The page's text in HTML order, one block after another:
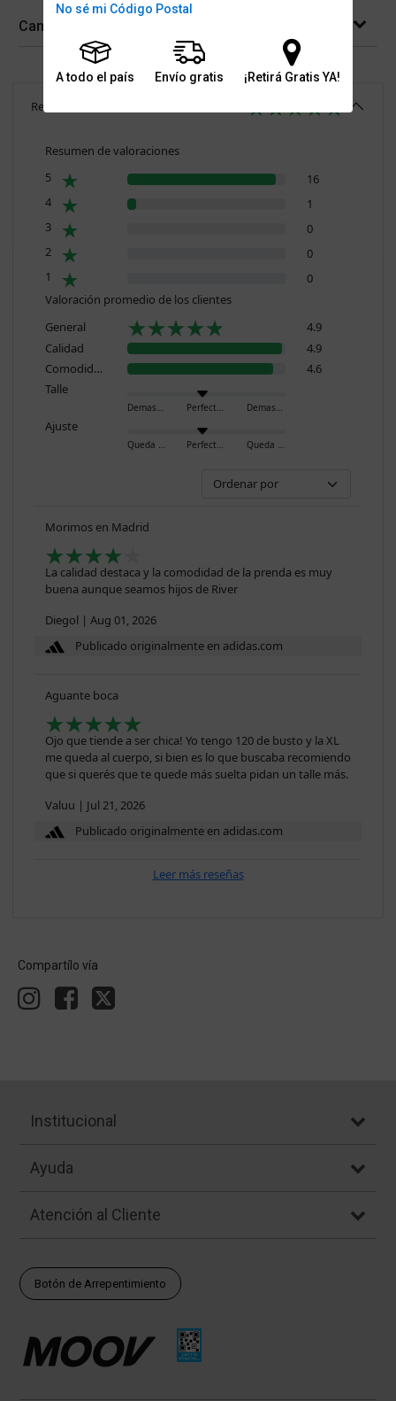
No sé mi Código Postal
A todo el país Envío gratis ¡Retirá Gratis YA!
Cambios y devoluciones
Reseñas
Resumen de valoraciones
5
16
4
1
3
0
2
0
1
0
Valoración promedio de los clientes
General
4.9
Calidad
4.9
Comodidad
4.6
Talle
Demasiado pequeño Perfecto Demasiado grande
Ajuste
Queda ajustado Perfecto Queda holgado
Morimos en Madrid
La calidad destaca y la comodidad de la prenda es muy
buena aunque seamos hijos de River
Diegol | Aug 01, 2026
Publicado originalmente en adidas.com
Aguante boca
Ojo que tiende a ser chica! Yo tengo 120 de busto y la XL
me queda al cuerpo, si bien es lo que buscaba recomiendo
que si querés que te quede más suelta pidan un talle más.
Valuu | Jul 21, 2026
Publicado originalmente en adidas.com
Leer más reseñas
Compartílo vía
Institucional
Ayuda
Atención al Cliente
Botón de Arrepentimiento